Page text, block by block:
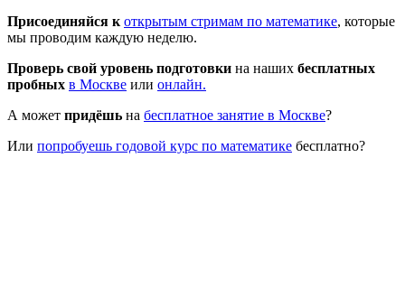
Присоединяйся к открытым стримам по математике, которые
мы проводим каждую неделю.
Проверь свой уровень подготовки на наших бесплатных
пробных в Москве или онлайн.
А может придёшь на бесплатное занятие в Москве?
Или попробуешь годовой курс по математике бесплатно?